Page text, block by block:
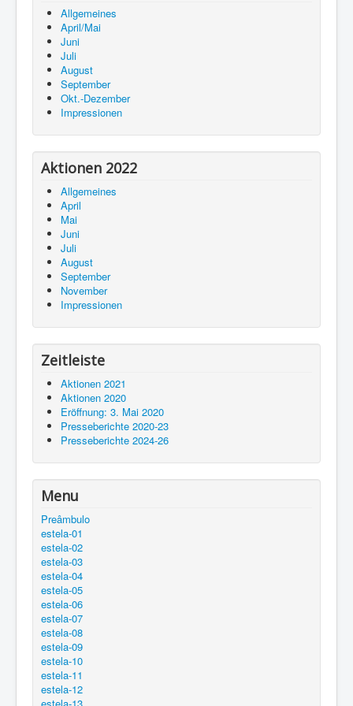
Allgemeines
April/Mai
Juni
Juli
August
September
Okt.-Dezember
Impressionen
Aktionen 2022
Allgemeines
April
Mai
Juni
Juli
August
September
November
Impressionen
Zeitleiste
Aktionen 2021
Aktionen 2020
Eröffnung: 3. Mai 2020
Presseberichte 2020-23
Presseberichte 2024-26
Menu
Preâmbulo
estela-01
estela-02
estela-03
estela-04
estela-05
estela-06
estela-07
estela-08
estela-09
estela-10
estela-11
estela-12